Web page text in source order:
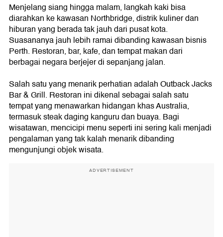
Menjelang siang hingga malam, langkah kaki bisa
diarahkan ke kawasan Northbridge, distrik kuliner dan
hiburan yang berada tak jauh dari pusat kota.
Suasananya jauh lebih ramai dibanding kawasan bisnis
Perth. Restoran, bar, kafe, dan tempat makan dari
berbagai negara berjejer di sepanjang jalan.
Salah satu yang menarik perhatian adalah Outback Jacks
Bar & Grill. Restoran ini dikenal sebagai salah satu
tempat yang menawarkan hidangan khas Australia,
termasuk steak daging kanguru dan buaya. Bagi
wisatawan, mencicipi menu seperti ini sering kali menjadi
pengalaman yang tak kalah menarik dibanding
mengunjungi objek wisata.
ADVERTISEMENT